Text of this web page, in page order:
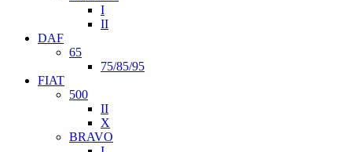
I
II
DAF
65
75/85/95
FIAT
500
II
X
BRAVO